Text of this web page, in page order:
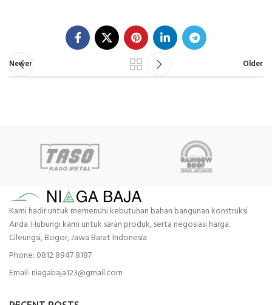
Newer Older
Kami hadir untuk memenuhi kebutuhan bahan bangunan konstruksi
Anda. Hubungi kami untuk saran produk, serta negosiasi harga.
Cileungsi, Bogor, Jawa Barat Indonesia
Phone: 0812 8947 8187
Email: niagabaja123@gmail.com